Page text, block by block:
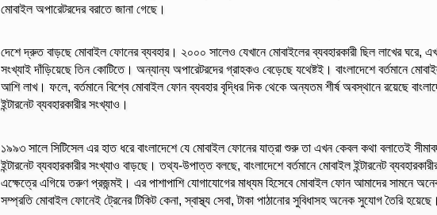
মোবাইল অপারেটরদের বরাতে জানা গেছে।
দেশে দ্রুত বাড়ছে মোবাইল ফোনের ব্যবহার। ২০০০ সালেও যেখানে মোবাইলের ব্যবহারকারী ছিল লাখের ঘরে,
সংখ্যাই দাঁড়িয়েছে তিন কোটিতে। অন্যান্য অপারেটরদের গ্রাহকও বেড়েছে যথেষ্টই। বাংলাদেশে বর্তমানে
আশি লাখ। ফলে, বর্তমানে বিশ্বে মোবাইল ফোন ব্যবহার বৃদ্ধির দিক থেকে অন্যতম শীর্ষ অবস্থানে রয়েছে
ইন্টারনেট ব্যবহারকারীর সংখ্যাও।
১৯৯৩ সালে সিটিসেল এর হাত ধরে বাংলাদেশে যে মোবাইল ফোনের যাত্রা শুরু তা এখন কেবল কথা বলাতেই
ইন্টারনেট ব্যবহারকারীর সংখ্যাও বাড়ছে। তথ্য-উপাত্ত বলছে, বাংলাদেশে বর্তমানে মোবাইল ইন্টারনেট
এক্ষেত্রে এগিয়ে তরুণ প্রজন্মই। এর পাশাপাশি যোগাযোগের মাধ্যম হিসেবে মোবাইল ফোন আমাদের সামনে
সম্প্রতি মোবাইল ফোনেই ট্রেনের টিকিট কেনা, স্বাস্থ্য সেবা, টাকা পাঠানোর সুবিধাসহ অনেক সুযোগ তৈরি হয়েছে।